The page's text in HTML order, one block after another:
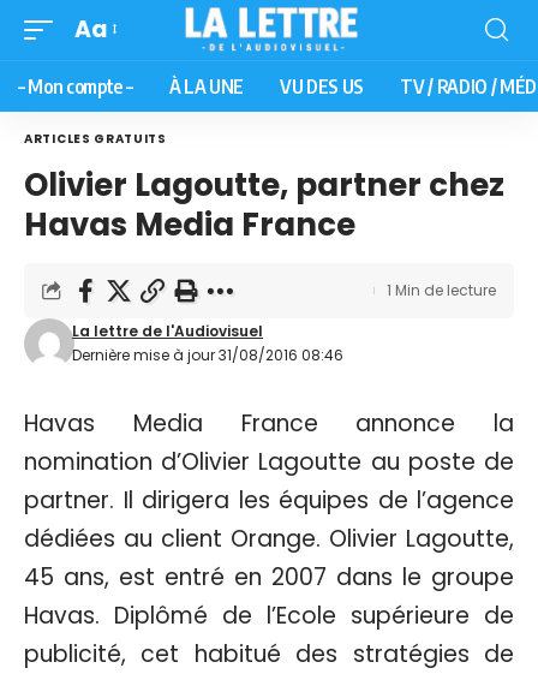
Aa
– Mon compte – À LA UNE VU DES US TV / RADIO /
ARTICLES GRATUITS
Olivier Lagoutte, partner chez
Havas Media France
Dernière mise à jour 31/08/2016 08:46
La lettre de l'Audiovisuel
1 Min de lecture
Havas Media France annonce la
nomination d’Olivier Lagoutte au poste de
partner. Il dirigera les équipes de l’agence
dédiées au client Orange. Olivier Lagoutte,
45 ans, est entré en 2007 dans le groupe
Havas. Diplômé de l’Ecole supérieure de
publicité, cet habitué des stratégies de